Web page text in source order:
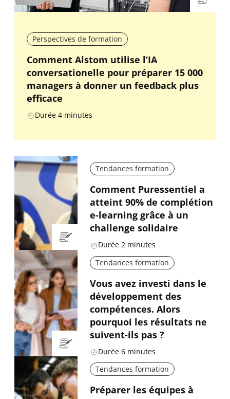
Perspectives de formation
Comment Alstom utilise l’IA
conversationelle pour préparer 15 000
managers à donner un feedback plus
efficace
Durée 4 minutes
Tendances formation
Comment Puressentiel a
atteint 90% de complétion
e-learning grâce à un
challenge solidaire
Durée 2 minutes
Tendances formation
Vous avez investi dans le
développement des
compétences. Alors
pourquoi les résultats ne
suivent-ils pas ?
Durée 6 minutes
Tendances formation
Préparer les équipes à